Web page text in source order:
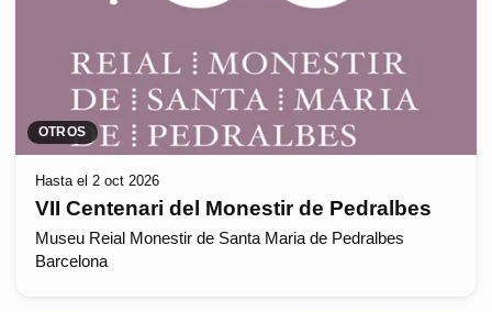
OTROS
Hasta el 2 oct 2026
VII Centenari del Monestir de Pedralbes
Museu Reial Monestir de Santa Maria de Pedralbes
Barcelona